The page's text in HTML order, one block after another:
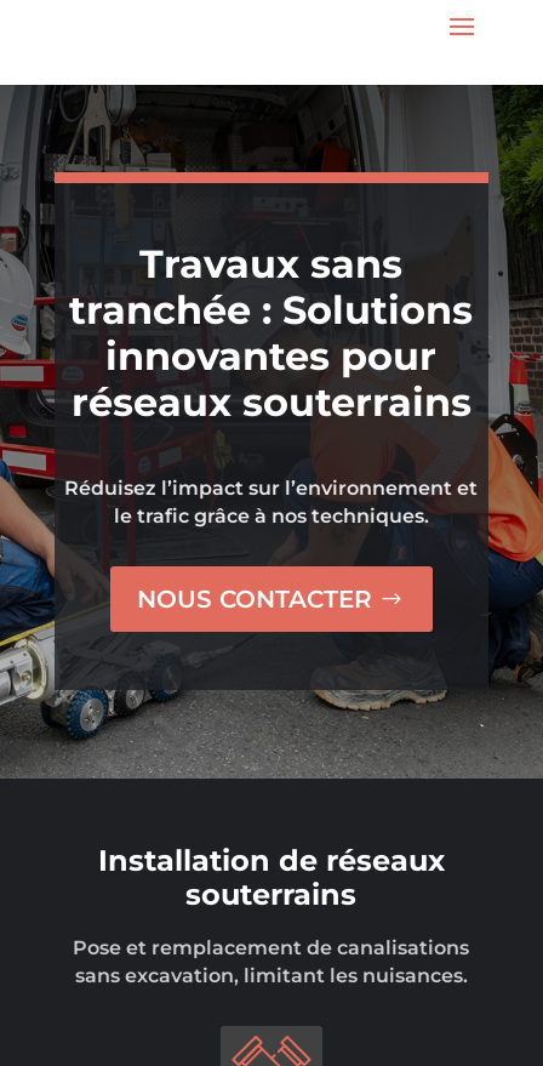
Travaux sans
tranchée : Solutions
innovantes pour
réseaux souterrains
Réduisez l’impact sur l’environnement et
le trafic grâce à nos techniques.
NOUS CONTACTER
Installation de réseaux
souterrains
Pose et remplacement de canalisations
sans excavation, limitant les nuisances.